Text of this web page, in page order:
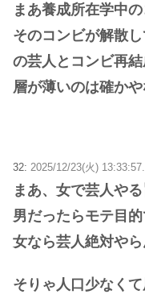
まあ養成所在学中
そのコンビが解散
の芸人とコンビ再
層が薄いのは確か
32: 2025/12/23(火)
まあ、女で芸人や
男だったらモテ目
女なら芸人絶対や
そりゃ人口少なく